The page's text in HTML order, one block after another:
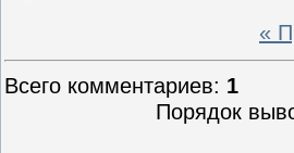
«
Всего комментариев: 1
Порядок